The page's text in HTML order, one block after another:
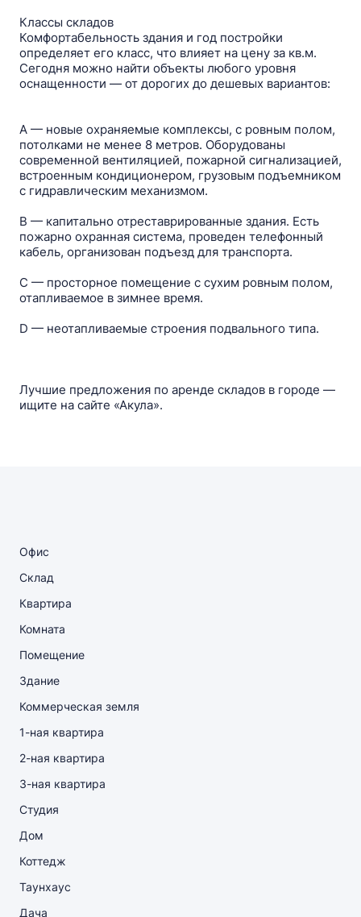
Классы складов
Комфортабельность здания и год постройки
определяет его класс, что влияет на цену за кв.м.
Сегодня можно найти объекты любого уровня
оснащенности — от дорогих до дешевых вариантов:
A — новые охраняемые комплексы, c ровным полом,
потолками не менее 8 метров. Оборудованы
современной вентиляцией, пожарной сигнализацией,
встроенным кондиционером, грузовым подъемником
с гидравлическим механизмом.
B — капитально отреставрированные здания. Есть
пожарно охранная система, проведен телефонный
кабель, организован подъезд для транспорта.
C — просторное помещение с сухим ровным полом,
отапливаемое в зимнее время.
D — неотапливаемые строения подвального типа.
Лучшие предложения по аренде складов в городе —
ищите на сайте «Акула».
Офис
Склад
Квартира
Комната
Помещение
Здание
Коммерческая земля
1-ная квартира
2-ная квартира
3-ная квартира
Студия
Дом
Коттедж
Таунхаус
Дача